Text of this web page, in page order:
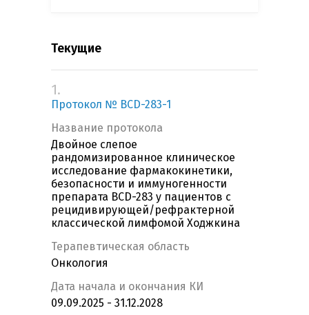
Текущие
1.
Протокол № BCD-283-1
Название протокола
Двойное слепое
рандомизированное клиническое
исследование фармакокинетики,
безопасности и иммуногенности
препарата BCD-283 у пациентов с
рецидивирующей/рефрактерной
классической лимфомой Ходжкина
Терапевтическая область
Онкология
Дата начала и окончания КИ
09.09.2025 - 31.12.2028